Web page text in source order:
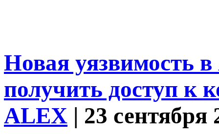
Новая уязвимость
получить доступ к
ALEX | 23 сентября